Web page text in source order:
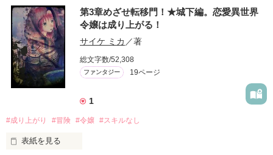
を含む
詳しく検索
タイトル キーワード
あらすじ
第3章めざせ転移門！★城下編。恋愛異世界
令嬢は成り上がる！
サイケ ミカ ／著
総文字数/52,308
ファンタジー 19ページ
1
#成り上がり #冒険 #令嬢 #スキルなし
表紙を見る